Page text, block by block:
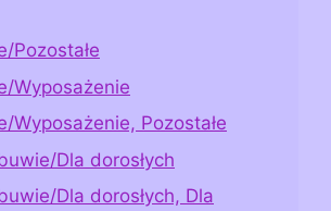
Pozostałe
Wyposażenie
Wyposażenie, Pozostałe
Dla dorosłych
Dla dorosłych, Dla